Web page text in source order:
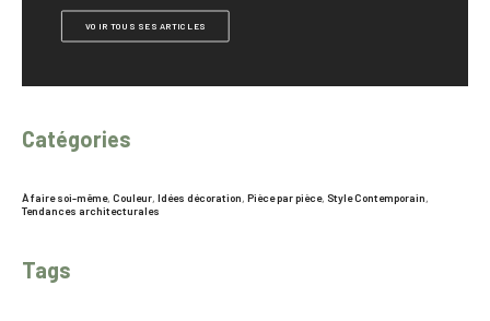
VOIR TOUS SES ARTICLES
Catégories
À faire soi-même, Couleur, Idées décoration, Pièce par pièce, Style Contemporain,
Tendances architecturales
Tags